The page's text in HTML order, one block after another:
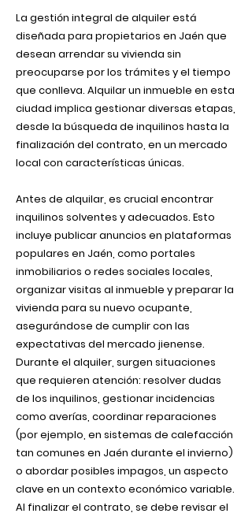
La gestión integral de alquiler está
diseñada para propietarios en Jaén que
desean arrendar su vivienda sin
preocuparse por los trámites y el tiempo
que conlleva. Alquilar un inmueble en esta
ciudad implica gestionar diversas etapas,
desde la búsqueda de inquilinos hasta la
finalización del contrato, en un mercado
local con características únicas.
Antes de alquilar, es crucial encontrar
inquilinos solventes y adecuados. Esto
incluye publicar anuncios en plataformas
populares en Jaén, como portales
inmobiliarios o redes sociales locales,
organizar visitas al inmueble y preparar la
vivienda para su nuevo ocupante,
asegurándose de cumplir con las
expectativas del mercado jienense.
Durante el alquiler, surgen situaciones
que requieren atención: resolver dudas
de los inquilinos, gestionar incidencias
como averías, coordinar reparaciones
(por ejemplo, en sistemas de calefacción
tan comunes en Jaén durante el invierno)
o abordar posibles impagos, un aspecto
clave en un contexto económico variable.
Al finalizar el contrato, se debe revisar el